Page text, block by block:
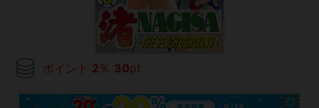
ポイント 2 ％ 30pt